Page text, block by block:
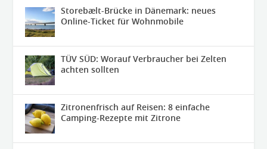
Storebælt-Brücke in Dänemark: neues
Online-Ticket für Wohnmobile
TÜV SÜD: Worauf Verbraucher bei Zelten
achten sollten
Zitronenfrisch auf Reisen: 8 einfache
Camping-Rezepte mit Zitrone